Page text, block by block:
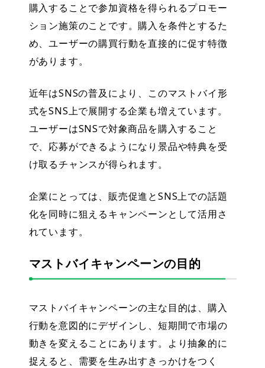
購入することで参加資格を得られるプロモー
ション施策のことです。購入を条件とするた
め、ユーザーの購買行動を直接的に促す特徴
があります。
近年はSNSの普及により、このマストバイ形
式をSNS上で展開する企業も増えています。
ユーザーはSNSで対象商品を購入すること
で、応募ができるようになり景品や特典を受
け取るチャンスが得られます。
企業にとっては、販売促進とSNS上での話題
化を同時に狙えるキャンペーンとして活用さ
れています。
マストバイキャンペーンの目的
マストバイキャンペーンの主な目的は、購入
行動を意図的にデザインし、短期間で市場の
動きを変えることにあります。より抽象的に
捉えると、需要を生み出すきっかけをつく